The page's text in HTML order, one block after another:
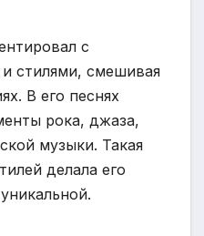
с
стилями, смешивая
В его песнях
рока, джаза,
музыки. Такая
делала его